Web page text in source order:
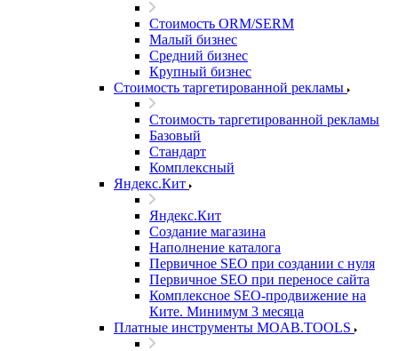
Стоимость ORM/SERM
Малый бизнес
Средний бизнес
Крупный бизнес
Стоимость таргетированной рекламы
Стоимость таргетированной рекламы
Базовый
Стандарт
Комплексный
Яндекс.Кит
Яндекс.Кит
Создание магазина
Наполнение каталога
Первичное SEO при создании с нуля
Первичное SEO при переносе сайта
Комплексное SEO-продвижение на
Ките. Минимум 3 месяца
Платные инструменты MOAB.TOOLS